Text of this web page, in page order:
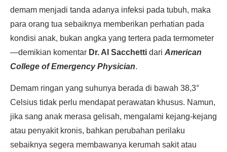
demam menjadi tanda adanya infeksi pada tubuh, maka
para orang tua sebaiknya memberikan perhatian pada
kondisi anak, bukan angka yang tertera pada termometer
—demikian komentar Dr. Al Sacchetti dari American
College of Emergency Physician.
Demam ringan yang suhunya berada di bawah 38,3°
Celsius tidak perlu mendapat perawatan khusus. Namun,
jika sang anak merasa gelisah, mengalami kejang-kejang
atau penyakit kronis, bahkan perubahan perilaku
sebaiknya segera membawanya kerumah sakit atau